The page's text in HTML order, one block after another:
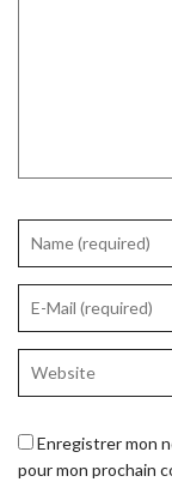
Enregistrer mon
pour mon prochain